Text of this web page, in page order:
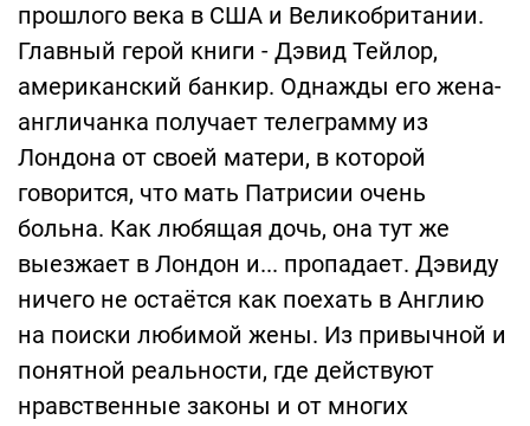
прошлого века в США и Великобритании.
Главный герой книги - Дэвид Тейлор,
американский банкир. Однажды его жена-
англичанка получает телеграмму из
Лондона от своей матери, в которой
говорится, что мать Патрисии очень
больна. Как любящая дочь, она тут же
выезжает в Лондон и... пропадает. Дэвиду
ничего не остаётся как поехать в Англию
на поиски любимой жены. Из привычной и
понятной реальности, где действуют
нравственные законы и от многих